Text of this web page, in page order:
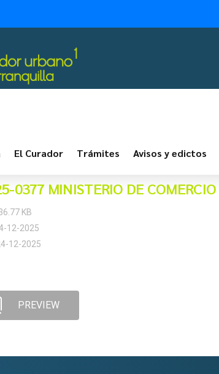
El Curador Trámites Avisos y edictos
0377 MINISTERIO DE
KB
12-2025
12-2025
PREVIEW